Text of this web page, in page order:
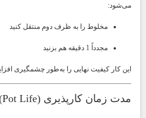
می‌شود:
مخلوط را به ظرف دوم منتقل کنید
مجدداً 1 دقیقه هم بزنید
این کار کیفیت نهایی را به‌طور چشمگیری
مدت زمان کارپذیری (Pot Life)